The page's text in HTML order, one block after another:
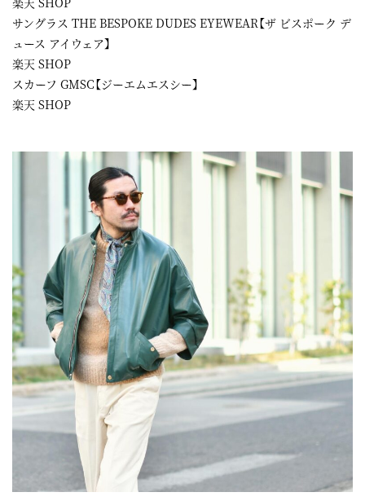
サングラス THE BESPOKE DUDES EYEWEAR【ザ ビスポーク デ
ュース アイウェア】
楽天 SHOP
スカーフ GMSC【ジーエムエスシー】
楽天 SHOP